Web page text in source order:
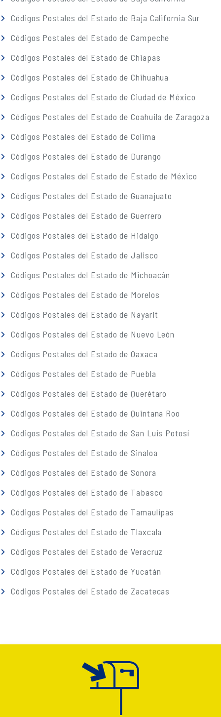
Códigos Postales del Estado de Baja California Sur
Códigos Postales del Estado de Campeche
Códigos Postales del Estado de Chiapas
Códigos Postales del Estado de Chihuahua
Códigos Postales del Estado de Ciudad de México
Códigos Postales del Estado de Coahuila de Zaragoza
Códigos Postales del Estado de Colima
Códigos Postales del Estado de Durango
Códigos Postales del Estado de Estado de México
Códigos Postales del Estado de Guanajuato
Códigos Postales del Estado de Guerrero
Códigos Postales del Estado de Hidalgo
Códigos Postales del Estado de Jalisco
Códigos Postales del Estado de Michoacán
Códigos Postales del Estado de Morelos
Códigos Postales del Estado de Nayarit
Códigos Postales del Estado de Nuevo León
Códigos Postales del Estado de Oaxaca
Códigos Postales del Estado de Puebla
Códigos Postales del Estado de Querétaro
Códigos Postales del Estado de Quintana Roo
Códigos Postales del Estado de San Luis Potosí
Códigos Postales del Estado de Sinaloa
Códigos Postales del Estado de Sonora
Códigos Postales del Estado de Tabasco
Códigos Postales del Estado de Tamaulipas
Códigos Postales del Estado de Tlaxcala
Códigos Postales del Estado de Veracruz
Códigos Postales del Estado de Yucatán
Códigos Postales del Estado de Zacatecas